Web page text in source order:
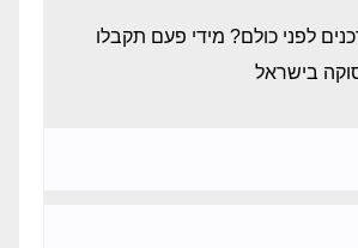
לפני כולם? מידי פעם תקבלו
בישראל